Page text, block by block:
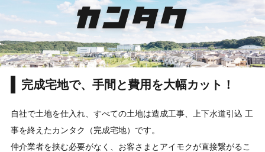
完成宅地で、手間と費用を大幅カット！
自社で土地を仕入れ、すべての土地は造成工事、上下水道引込 工
事を終えたカンタク（完成宅地）です。
仲介業者を挟む必要がなく、お客さまとアイモクが直接繋がるこ